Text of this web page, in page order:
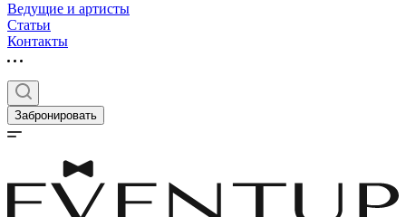
Ведущие и артисты
Статьи
Контакты
Забронировать